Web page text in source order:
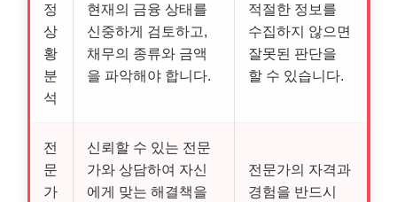
정
상
황
분
석
현재의 금융 상태를
신중하게 검토하고,
채무의 종류와 금액
을 파악해야 합니다.
적절한 정보를
수집하지 않으면
잘못된 판단을
할 수 있습니다.
전
문
가
신뢰할 수 있는 전문
가와 상담하여 자신
에게 맞는 해결책을
전문가의 자격과
경험을 반드시